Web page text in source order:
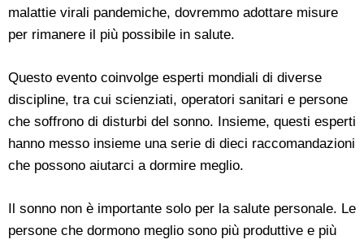
malattie virali pandemiche, dovremmo adottare misure
per rimanere il più possibile in salute.
Questo evento coinvolge esperti mondiali di diverse
discipline, tra cui scienziati, operatori sanitari e persone
che soffrono di disturbi del sonno. Insieme, questi esperti
hanno messo insieme una serie di dieci raccomandazioni
che possono aiutarci a dormire meglio.
Il sonno non è importante solo per la salute personale. Le
persone che dormono meglio sono più produttive e più